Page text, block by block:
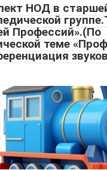
НОД в
Профессий».(По
теме